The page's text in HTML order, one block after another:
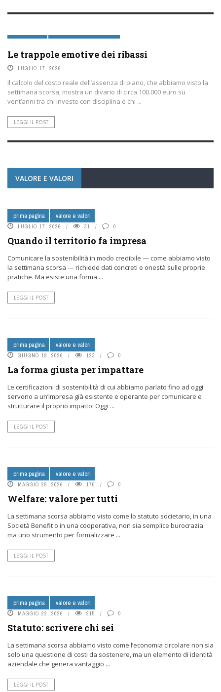
PRIMA PAGINA SOLUZIONI D'INVESTIMENTO
Le trappole emotive dei ribassi
LUGLIO 17, 2026
Il calcolo del costo reale dell’assenza di piano, che abbiamo visto la
settimana scorsa, mostra un divario di circa 100.000 euro su
vent’anni tra chi investe con disciplina e chi ...
LEGGI IL POST
VALORE E VALORI
prima pagina valore e valori
LUGLIO 17, 2026 31 0
Quando il territorio fa impresa
Comunicare la sostenibilità in modo credibile — come abbiamo visto
la settimana scorsa — richiede dati concreti e onestà sulle proprie
pratiche. Ma esiste una forma ...
LEGGI IL POST
prima pagina valore e valori
GIUGNO 19, 2026 123 0
La forma giusta per impattare
Le certificazioni di sostenibilità di cui abbiamo parlato fino ad oggi
servono a un’impresa già esistente e operante per comunicare e
strutturare il proprio impatto. Oggi ...
LEGGI IL POST
prima pagina valore e valori
MAGGIO 28, 2026 170 0
Welfare: valore per tutti
La settimana scorsa abbiamo visto come lo statuto societario, in una
Società Benefit o in una cooperativa, non sia semplice burocrazia
ma uno strumento per formalizzare ...
LEGGI IL POST
prima pagina valore e valori
MAGGIO 22, 2026 215 0
Statuto: scrivere chi sei
La settimana scorsa abbiamo visto come l’economia circolare non sia
solo una questione di costi da sostenere, ma un elemento di identità
aziendale che genera vantaggio ...
LEGGI IL POST